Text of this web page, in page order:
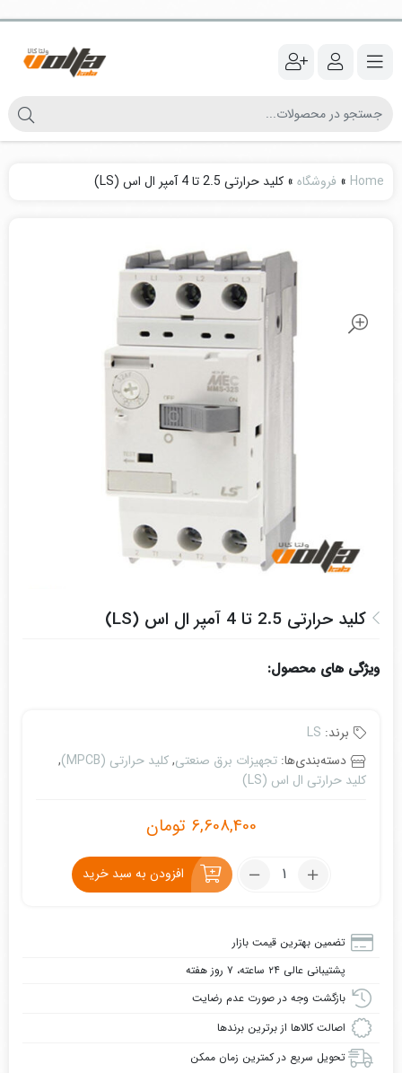
Home
» فروشگاه » کلید حرارتی 2.5 تا 4 آمپر ال اس (LS)
کلید حرارتی 2.5 تا 4 آمپر ال اس (LS)
ویژگی های محصول:
برند: LS
دسته‌بندی‌ها: تجهیزات برق صنعتی,کلید حرارتی (MPCB)
,
کلید حرارتی ال اس (LS)
6,608,400 تومان
تعداد:
تا
4
آمپر
ال
اس
(LS)
افزودن به سبد خرید
تضمین بهترین قیمت بازار
پشتیبانی عالی ۲۴ ساعته، ۷ روز هفته
بازگشت وجه در صورت عدم رضایت
اصالت کالاها از برترین برندها
تحویل سریع در کمترین زمان ممکن